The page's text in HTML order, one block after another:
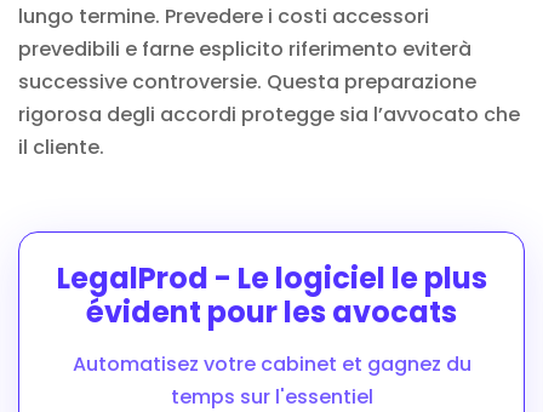
lungo termine. Prevedere i costi accessori
prevedibili e farne esplicito riferimento eviterà
successive controversie. Questa preparazione
rigorosa degli accordi protegge sia l’avvocato che
il cliente.
LegalProd - Le logiciel le plus
évident pour les avocats
Automatisez votre cabinet et gagnez du
temps sur l'essentiel